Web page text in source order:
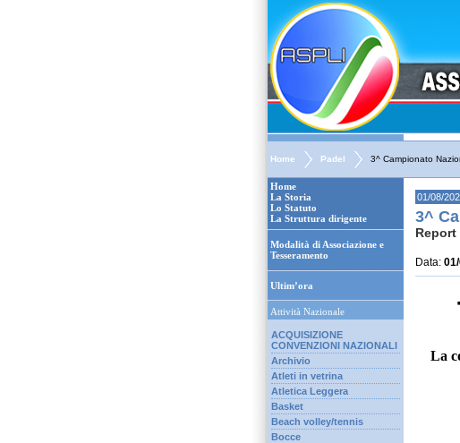
Home Padel 3^ Campionato
Home
La Storia
Lo Statuto
La Struttura dirigente
Modalità di Associazione e
Tesseramento
Ultim’ora
Attività Nazionale
ACQUISIZIONE
CONVENZIONI NAZIONALI
Archivio
Atleti in vetrina
Atletica Leggera
Basket
Beach volley/tennis
Bocce
01/08/
3^
Data:
La